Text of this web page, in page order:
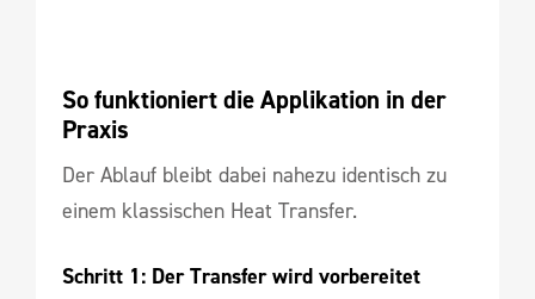
So funktioniert die Applikation in der
Praxis
Der Ablauf bleibt dabei nahezu identisch zu
einem klassischen Heat Transfer.
Schritt 1: Der Transfer wird vorbereitet